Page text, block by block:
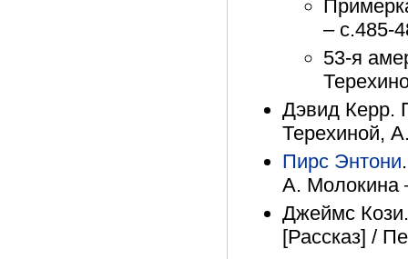
– с.485-
53-я
Дэвид Керр.
Терехиной,
Пирс Энтони
А. Молокина
Джеймс
[Рассказ] /